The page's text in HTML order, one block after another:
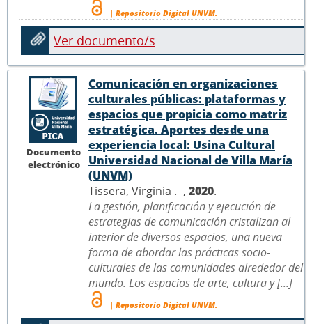
| Repositorio Digital UNVM.
Ver documento/s
Documento
electrónico
Comunicación en organizaciones
culturales públicas: plataformas y
espacios que propicia como matriz
estratégica. Aportes desde una
experiencia local: Usina Cultural
Universidad Nacional de Villa María
(UNVM)
Tissera, Virginia .- , 2020.
La gestión, planificación y ejecución de
estrategias de comunicación cristalizan al
interior de diversos espacios, una nueva
forma de abordar las prácticas socio-
culturales de las comunidades alrededor del
mundo. Los espacios de arte, cultura y [...]
| Repositorio Digital UNVM.